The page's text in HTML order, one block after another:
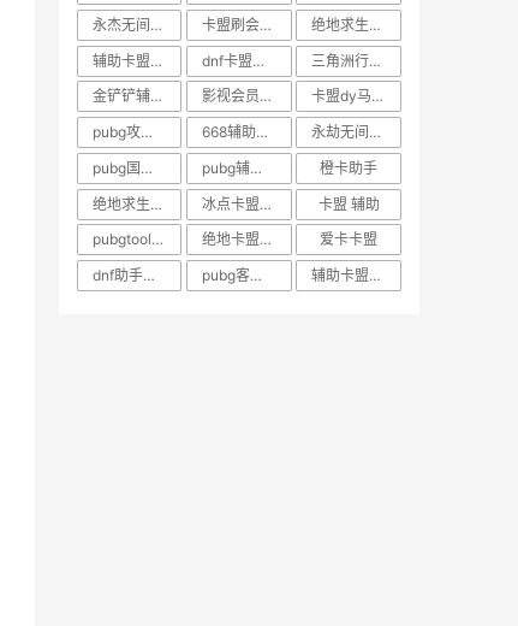
永杰无间激活码
卡盟刷会员原理
绝地求生卡盟24小时自动发卡平台
辅助卡盟官网
dnf卡盟游戏辅助
三角洲行动卡盟网站
金铲铲辅助卡盟官网
影视会员批发一手货源平台
卡盟dy马线报帮手
pubg攻略技巧大全
668辅助卡盟平台
永劫无间超级卡
pubg国际服手游卡盟辅助
pubg辅助免费版
橙卡助手
绝地求生卡盟官网平台
冰点卡盟陈细涛
卡盟 辅助
pubgtool画质助手官方下载正版
绝地卡盟平台官网
爱卡卡盟
dnf助手充值入口不见了怎么办
pubg客服怎么联系 辅助卡盟官网平台